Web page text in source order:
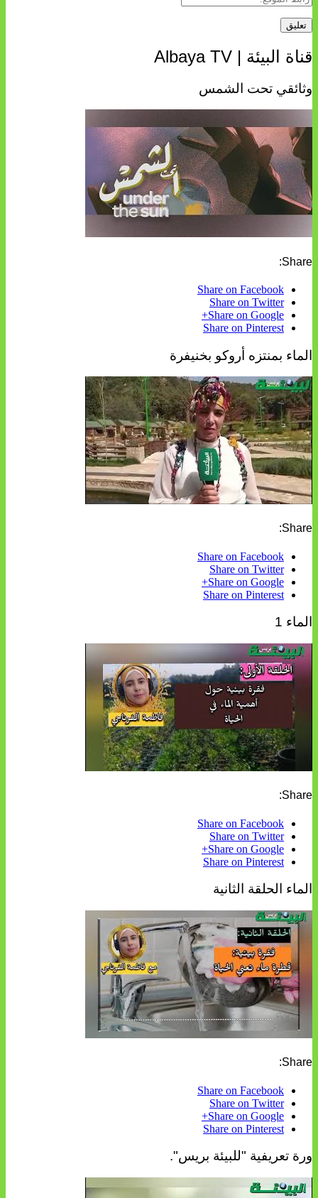
قناة البيئة | Albaya TV
وثائقي تحت الشمس
Share:
Share on Facebook
Share on Twitter
Share on Google+
Share on Pinterest
الماء بمنتزه أروكو بخنيفرة
Share:
Share on Facebook
Share on Twitter
Share on Google+
Share on Pinterest
الماء 1
Share:
Share on Facebook
Share on Twitter
Share on Google+
Share on Pinterest
الماء الحلقة الثانية
Share:
Share on Facebook
Share on Twitter
Share on Google+
Share on Pinterest
ورة تعريفية "للبيئة بريس".